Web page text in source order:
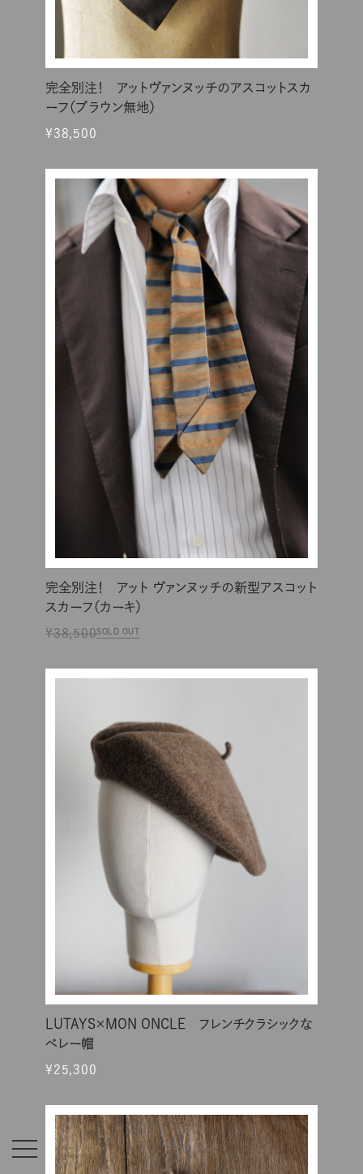
完全別注！ アットヴァンヌッチのアスコットスカ
ーフ（ブラウン無地）
¥38,500
完全別注！ アット ヴァンヌッチの新型アスコット
スカーフ（カーキ）
¥38,500SOLD OUT
LUTAYS×MON ONCLE フレンチクラシックな
ベレー帽
¥25,300